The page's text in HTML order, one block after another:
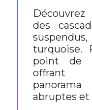
des
turquoise.
point de
offrant
abruptes et